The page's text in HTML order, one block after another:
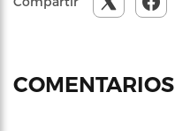
COMENTARIOS